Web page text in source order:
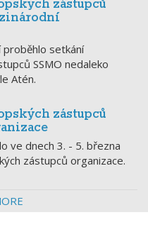
zástupců
proběhlo setkání
SSMO nedaleko
Atén.
zástupců
ve dnech 3. - 5. března
zástupců organizace.